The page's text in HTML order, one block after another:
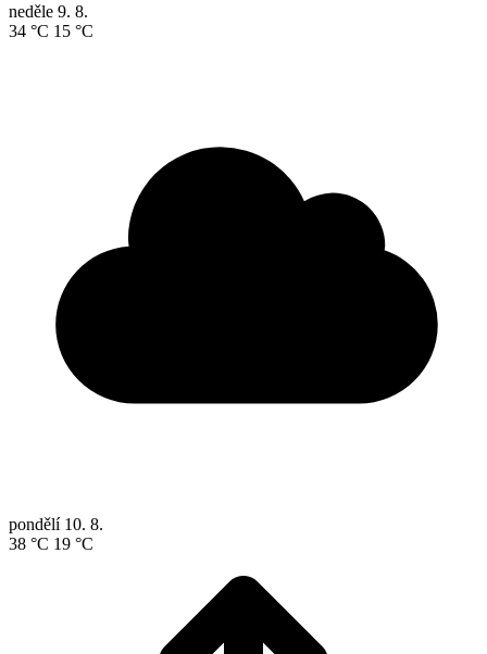
neděle 9. 8.
34 °C 15 °C
pondělí 10. 8.
38 °C 19 °C